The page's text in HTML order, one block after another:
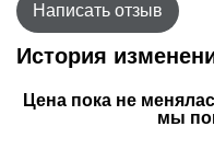
Написать отзыв
История
Цена пока не
мы